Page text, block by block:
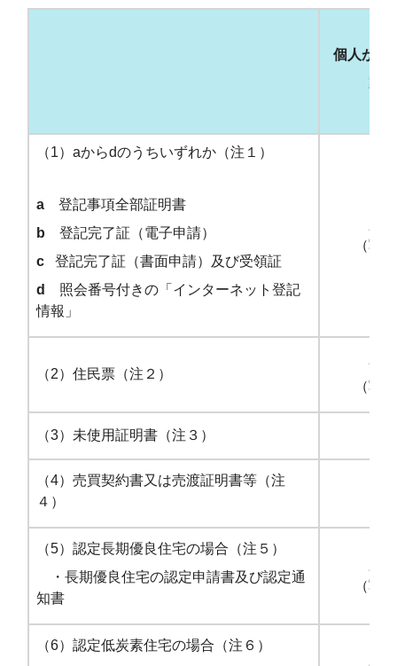
個人が新
家屋
（1）aからdのうちいずれか（注１）
a 登記事項全部証明書
b 登記完了証（電子申請）
c
登記完了証（書面申請）及び受領証
d
照会番号付きの「インターネット登記
情報」
（写
（2）住民票（注２）
（写
（3）未使用証明書（注３）
（4）売買契約書又は売渡証明書等（注
４）
（5）認定長期優良住宅の場合（注５）
・長期優良住宅の認定申請書及び認定通
知書
（写
（6）認定低炭素住宅の場合（注６）